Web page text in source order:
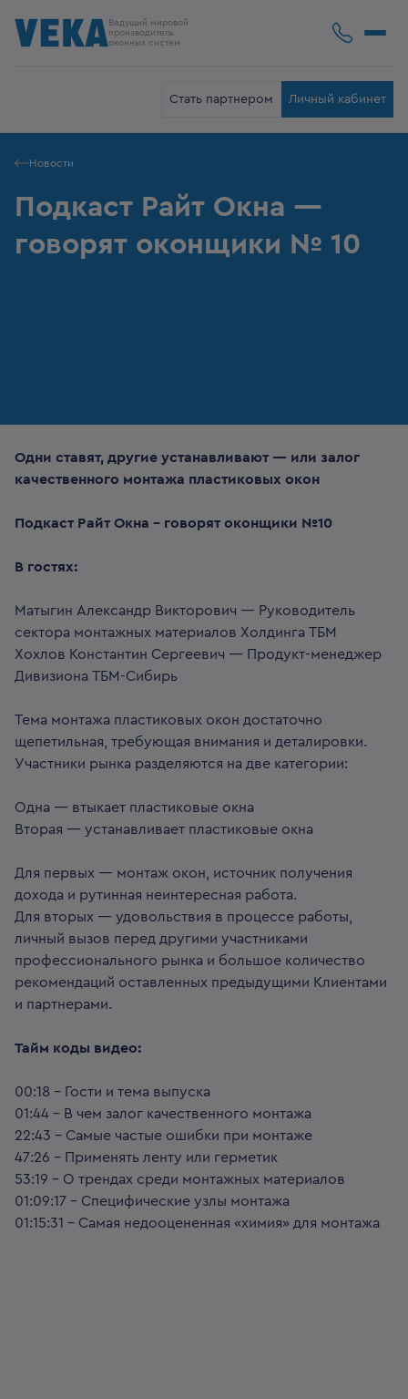
Ведущий мировой
производитель
оконных систем
Стать партнером Личный кабинет
Новости
Подкаст Райт Окна —
говорят оконщики № 10
Одни ставят, другие устанавливают — или залог
качественного монтажа пластиковых окон
Подкаст Райт Окна - говорят оконщики №10
В гостях:
Матыгин Александр Викторович — Руководитель
сектора монтажных материалов Холдинга ТБМ
Хохлов Константин Сергеевич — Продукт-менеджер
Дивизиона ТБМ-Сибирь
Тема монтажа пластиковых окон достаточно
щепетильная, требующая внимания и деталировки.
Участники рынка разделяются на две категории:
Одна — втыкает пластиковые окна
Вторая — устанавливает пластиковые окна
Для первых — монтаж окон, источник получения
дохода и рутинная неинтересная работа.
Для вторых — удовольствия в процессе работы,
личный вызов перед другими участниками
профессионального рынка и большое количество
рекомендаций оставленных предыдущими Клиентами
и партнерами.
Тайм коды видео:
00:18 – Гости и тема выпуска
01:44 – В чем залог качественного монтажа
22:43 – Самые частые ошибки при монтаже
47:26 – Применять ленту или герметик
53:19 – О трендах среди монтажных материалов
01:09:17 – Специфические узлы монтажа
01:15:31 – Самая недооцененная «химия» для монтажа